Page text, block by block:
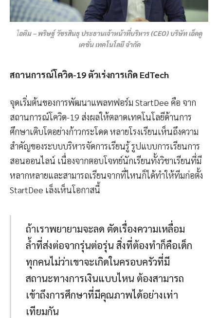
ไอติม – พริษฐ์ วัชรสินธุ ประธานเจ้าหน้าที่บริหาร (CEO) บริษัท เอ็ดดู
เคชั่น เทคโนโลยี จำกัด
สถานการณ์โควิด-19 ตัวเร่งการเกิด EdTech
จุดเริ่มต้นของการพัฒนาแพลทฟอร์ม StartDee คือ จาก
สถานการณ์โควิด-19 ส่งผลให้ตลาดเทคโนโลยีด้านการ
ศึกษาเติบโตอย่างก้าวกระโดด หลายโรงเรียนเห็นถึงความ
สำคัญของระบบบริหารจัดการเรียนรู้ รูปแบบการเรียนการ
สอนออนไลน์ เนื่องจากตอบโจทย์นักเรียนทั้งวิชาเรียนที่มี
หลากหลายและสามารถเรียนจากที่ไหนก็ได้ทำให้ทีมก่อตั้ง
StartDee เล็งเห็นโอกาสนี้
ถ้าเราพยายามจะลด ตัดเรื่องความเหลื่อม
ล้ำที่ส่งต่อจากรุ่นต่อรุ่น สิ่งที่ต้องทำก็คือเด็ก
ทุกคนไม่ว่าเขาจะเกิดในครอบครัวที่มี
สถานะทางการเงินแบบไหน ต้องสามารถ
เข้าถึงการศึกษาที่มีคุณภาพได้อย่างเท่า
เทียมกัน